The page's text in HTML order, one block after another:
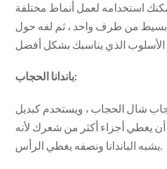
استخدامه لعمل أنماط مختلفة
من طرف واحد ، ثم لفه حول
باندانا الحجاب:
شال الحجاب ، ويستخدم كبديل
أن يغطي أجزاء أكثر من شعرك لأنه